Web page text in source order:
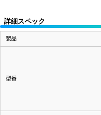
詳細スペック
製品
型番